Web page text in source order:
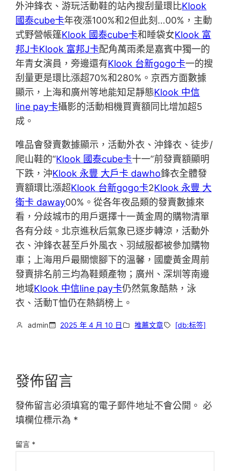
外沖鋒衣、游玩活動鞋的站內搜刮量環比Klook
國泰cube卡年夜漲100%和2但此刻…00%，主動
式野營帳篷Klook 國泰cube卡和睡袋女Klook 富
邦J卡Klook 富邦J卡配角萬雨柔是嘉賓中獨一的
年青女演員，旁邊還有Klook 台新gogo卡一的搜
刮量更是環比漲超70%和280%。京西方面數據
顯示，上海和廣州等地能知足靜態Klook 中信
line pay卡攝影的活動相機買賣額同比增加超5
成。
唯品會發賣數據顯示，活動外衣、沖鋒衣、徒步/
爬山鞋的“Klook 國泰cube卡十一”前發賣額顯明
下跌，沖Klook 永豐 大戶卡 dawho鋒衣全體發
賣額環比漲超Klook 台新gogo卡2Klook 永豐 大
衛卡 daway00%。從各年夜品類的發賣數據來
看，分歧城市的用戶選擇十一黃金周的購物清單
各有分歧。北京進秋后氣象已逐步轉涼，活動外
衣、沖鋒衣甚至戶外風衣、羽絨服都被參加購物
車；上海用戶最關懷腳下的溫馨，國慶黃金周前
發賣排名前三均為鞋類產物；廣州、深圳等南邊
地域Klook 中信line pay卡仍然氣象酷熱，泳
衣、活動T恤仍在熱銷榜上。
admin 2025 年 4 月 10 日 推薦文章 [db:标签]
發佈留言
發佈留言必須填寫的電子郵件地址不會公開。 必
填欄位標示為 *
留言 *